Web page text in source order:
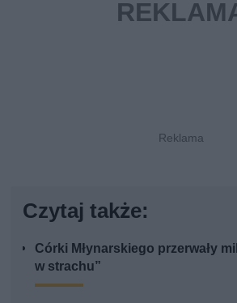
Czytaj także:
Córki Młynarskiego przerwały
w strachu”